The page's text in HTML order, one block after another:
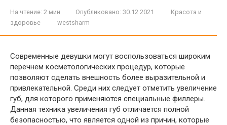
На чтение: 2 мин Опубликовано: 30.12.2021
Красота и
здоровье
westsharm
Современные девушки могут воспользоваться широким
перечнем косметологических процедур, которые
позволяют сделать внешность более выразительной и
привлекательной. Среди них следует отметить увеличение
губ, для которого применяются специальные филлеры.
Данная техника увеличения губ отличается полной
безопасностью, что является одной из причин, которые